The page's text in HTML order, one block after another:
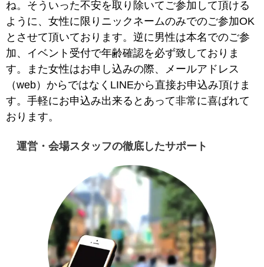
ね。そういった不安を取り除いてご参加して頂ける
ように、女性に限りニックネームのみでのご参加OK
とさせて頂いております。逆に男性は本名でのご参
加、イベント受付で年齢確認を必ず致しておりま
す。また女性はお申し込みの際、メールアドレス
（web）からではなくLINEから直接お申込み頂けま
す。​手軽にお申込み出来るとあって非常に喜ばれて
おります。
運営・会場スタッフの徹底したサポート